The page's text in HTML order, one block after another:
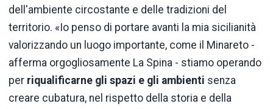
dell'ambiente circostante e delle tradizioni del
territorio. «Io penso di portare avanti la mia sicilianità
valorizzando un luogo importante, come il Minareto -
afferma orgogliosamente La Spina - stiamo operando
per riqualificarne gli spazi e gli ambienti senza
creare cubatura, nel rispetto della storia e della